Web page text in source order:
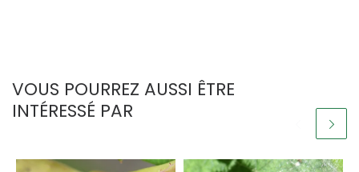
VOUS POURREZ AUSSI ÊTRE
INTÉRESSÉ PAR